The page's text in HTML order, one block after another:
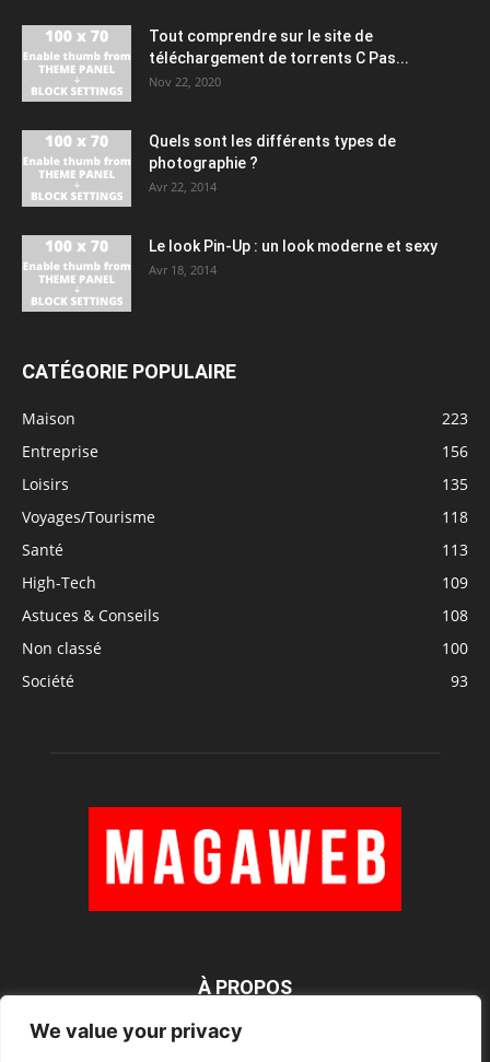
We value your privacy
Tout comprendre sur le site de
téléchargement de torrents C Pas...
Nov 22, 2020
Quels sont les différents types de
photographie ?
Avr 22, 2014
Le look Pin-Up : un look moderne et sexy
Avr 18, 2014
CATÉGORIE POPULAIRE
Maison
223
Entreprise
156
Loisirs
135
Voyages/Tourisme
118
Santé
113
High-Tech
109
Astuces & Conseils
108
Non classé
100
Société
93
À PROPOS